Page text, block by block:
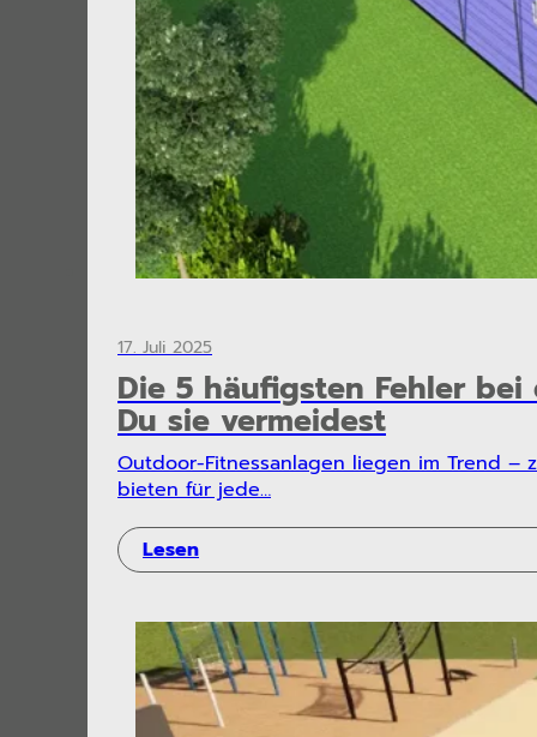
17. Juli 2025
Die 5 häufigsten Fehler
Du sie vermeidest
Outdoor-Fitnessanlagen liegen im Trend
bieten für jede…
Lesen